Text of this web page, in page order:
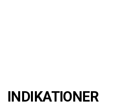
INDIKATIONER